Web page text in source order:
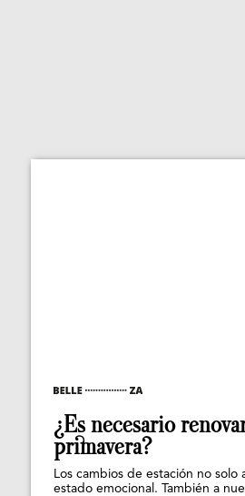
¿Es necesario
primavera?
Los cambios de estación no solo
estado emocional. También a